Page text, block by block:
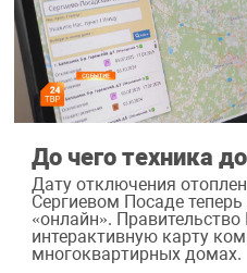
До чего техника
Дату отключения
Сергиевом Посаде
«онлайн».
интерактивную карту
многоквартирных домах.